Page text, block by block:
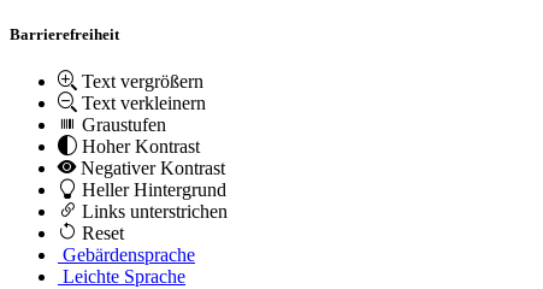
Barrierefreiheit
Text vergrößern
Text verkleinern
Graustufen
Hoher Kontrast
Negativer Kontrast
Heller Hintergrund
Links unterstrichen
Reset
Gebärdensprache
Leichte Sprache